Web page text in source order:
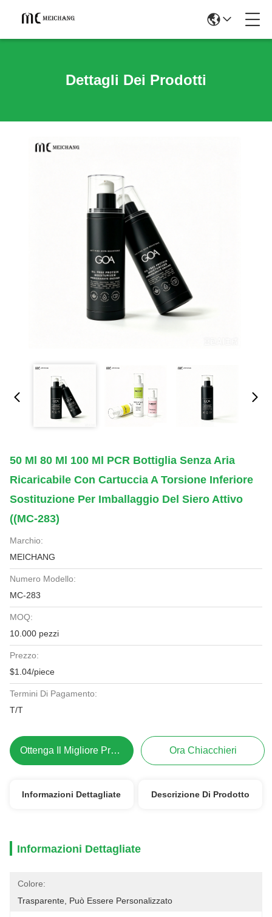
Dettagli Dei Prodotti
50 Ml 80 Ml 100 Ml PCR Bottiglia Senza Aria
Ricaricabile Con Cartuccia A Torsione Inferiore
Sostituzione Per Imballaggio Del Siero Attivo
((MC-283)
Marchio:
MEICHANG
Numero Modello:
MC-283
MOQ:
10.000 pezzi
Prezzo:
$1.04/piece
Termini Di Pagamento:
T/T
Ottenga Il Migliore Prezzo Ora Chiacchieri
Informazioni Dettagliate Descrizione Di Prodotto
Informazioni Dettagliate
Colore:
Trasparente, Può Essere Personalizzato